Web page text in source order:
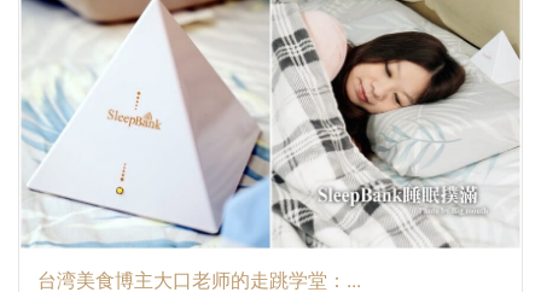
台湾美食博主大口老师的走跳学堂：...